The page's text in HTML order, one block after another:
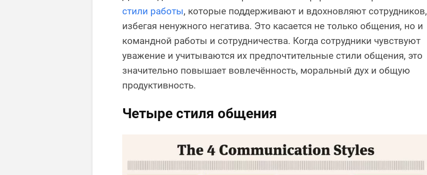
стили работы, которые поддерживают и вдохновляют сотрудников,
избегая ненужного негатива. Это касается не только общения, но и
командной работы и сотрудничества. Когда сотрудники чувствуют
уважение и учитываются их предпочтительные стили общения, это
значительно повышает вовлечённость, моральный дух и общую
продуктивность.
Четыре стиля общения